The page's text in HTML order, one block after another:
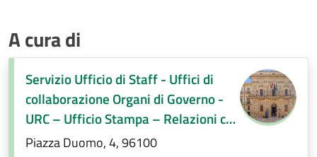
A cura di
Servizio Ufficio di Staff - Uffici di
collaborazione Organi di Governo -
URC – Ufficio Stampa – Relazioni con
la città
Piazza Duomo, 4, 96100